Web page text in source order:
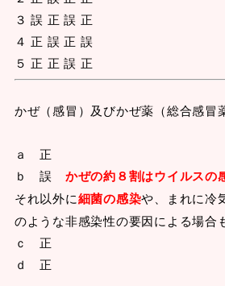
３ 誤 正 誤 正
４ 正 誤 正 誤
５ 正 正 誤 正
かぜ（感冒）及びかぜ薬（総合感冒
ａ 正
ｂ 誤 かぜの約８割はウイルスの
それ以外に細菌の感染や、まれに冷
のような非感染性の要因による場合
ｃ 正
ｄ 正